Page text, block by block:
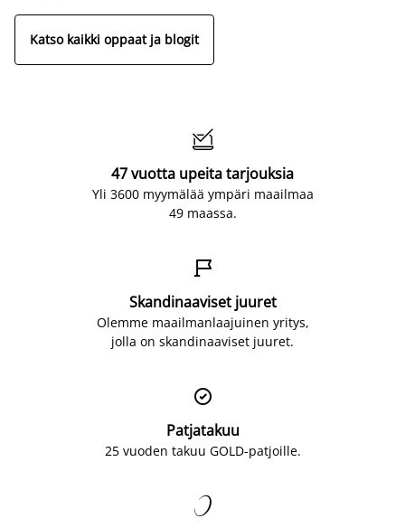
Katso kaikki oppaat ja blogit

47 vuotta upeita tarjouksia
Yli 3600 myymälää ympäri maailmaa
49 maassa.

Skandinaaviset juuret
Olemme maailmanlaajuinen yritys,
jolla on skandinaaviset juuret.

Patjatakuu
25 vuoden takuu GOLD-patjoille.
